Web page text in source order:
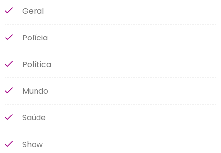
Geral
Polícia
Política
Mundo
Saúde
Show